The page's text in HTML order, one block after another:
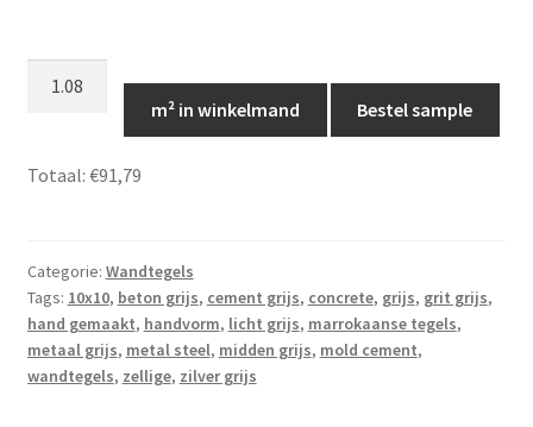
€129,99.€84,99.
m² in winkelmand Bestel sample
Totaal: €91,79
Categorie: Wandtegels
Tags: 10x10, beton grijs, cement grijs, concrete, grijs, grit grijs,
hand gemaakt, handvorm, licht grijs, marrokaanse tegels,
metaal grijs, metal steel, midden grijs, mold cement,
wandtegels, zellige, zilver grijs